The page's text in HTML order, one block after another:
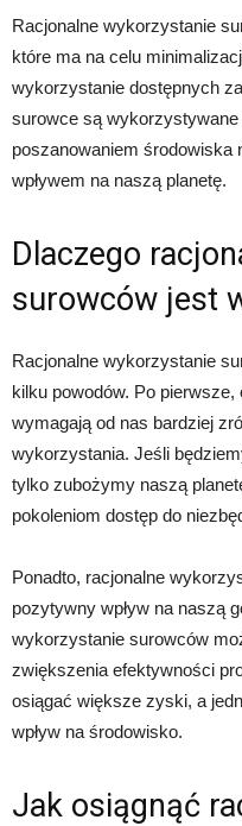
Racjonalne wykorzystanie
które ma na celu
wykorzystanie dostępnych
surowce są
poszanowaniem środowiska
wpływem na naszą planetę.
Dlaczego
surowców jest
Racjonalne wykorzystanie
kilku powodów. Po
wymagają od nas bardziej
wykorzystania. Jeśli
tylko zubożymy naszą
pokoleniom dostęp do
Ponadto, racjonalne
pozytywny wpływ na naszą
wykorzystanie surowców
zwiększenia efektywności
osiągać większe zyski, a
wpływ na środowisko.
Jak osiągnąć